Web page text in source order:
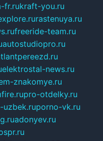
fr.rukraft-you.ru
rastenuya.ru
freeride-team.ru
autostudiopro.ru
elektrostal-news.ru
znakomye.ru
pro-otdelky.ru
uzbek.ruporno-vk.ru
adonyev.ru